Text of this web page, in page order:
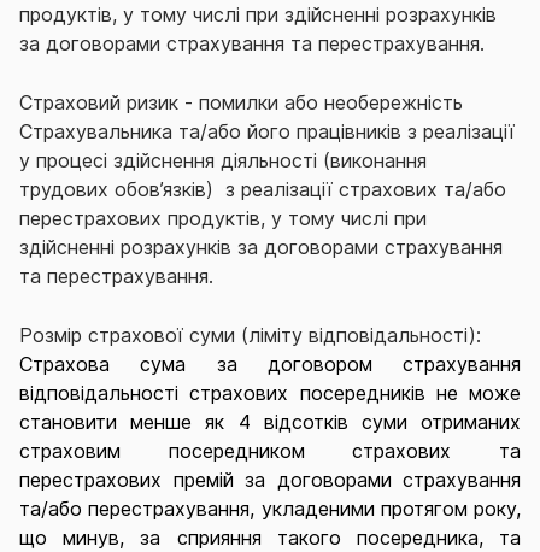
продуктів, у тому числі при здійсненні розрахунків
за договорами страхування та перестрахування.
Страховий ризик ‑ помилки або необережність
Страхувальника та/або його працівників з реалізації
у процесі здійснення діяльності (виконання
трудових обов’язків) з реалізації страхових та/або
перестрахових продуктів, у тому числі при
здійсненні розрахунків за договорами страхування
та перестрахування.
Розмір страхової суми (ліміту відповідальності):
Страхова сума за договором страхування
відповідальності страхових посередників не може
становити менше як 4 відсотків суми отриманих
страховим посередником страхових та
перестрахових премій за договорами страхування
та/або перестрахування, укладеними протягом року,
що минув, за сприяння такого посередника, та